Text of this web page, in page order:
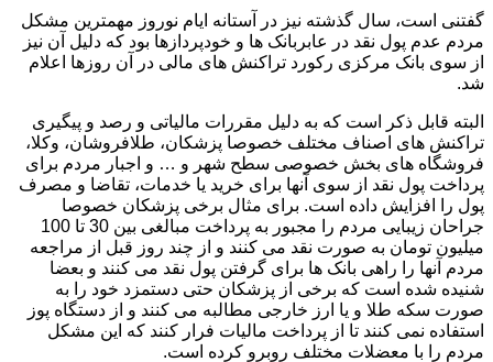
گفتنی است، سال گذشته نیز در آستانه ایام نوروز مهمترین مشکل
مردم عدم پول نقد در عابربانک‌ ها و خودپردازها بود که دلیل آن نیز
از سوی بانک مرکزی رکورد تراکنش‌ های مالی در آن روزها اعلام
شد.
البته قابل ذکر است که به دلیل مقررات مالیاتی و رصد و پیگیری
تراکنش های اصناف مختلف خصوصا پزشکان، طلافروشان، وکلا،
فروشگاه های بخش خصوصی سطح شهر و … و اجبار مردم برای
پرداخت پول نقد از سوی آنها برای خرید یا خدمات، تقاضا و مصرف
پول را افزایش داده است. برای مثال برخی پزشکان خصوصا
جراحان زیبایی مردم را مجبور به پرداخت مبالغی بین 30 تا 100
میلیون تومان به صورت نقد می کنند و از چند روز قبل از مراجعه
مردم آنها را راهی بانک ها برای گرفتن پول نقد می کنند و بعضا
شنیده شده است که برخی از پزشکان حتی دستمزد خود را به
صورت سکه طلا و یا ارز خارجی مطالبه می کنند و از دستگاه پوز
استفاده نمی کنند تا از پرداخت مالیات فرار کنند که این مشکل
مردم را با معضلات مختلف روبرو کرده است.